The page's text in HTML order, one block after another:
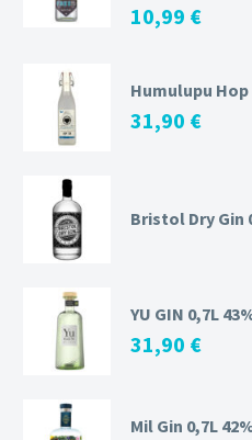
10,99 €
Humulupu Hop
31,90 €
Bristol Dry Gin
YU GIN 0,7L
31,90 €
Mil Gin 0,7L